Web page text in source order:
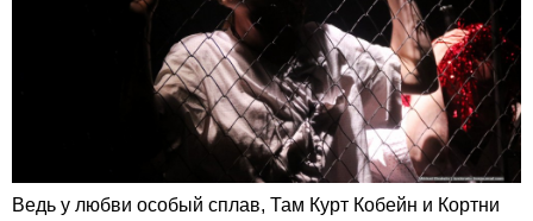
Ведь у любви особый сплав, Там Курт Кобейн и Кортни